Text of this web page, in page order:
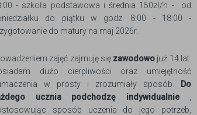
- szkoła podstawowa i średnia 150zł/h - od
do piątku w godz. 8:00 - 18:00 -
do matury na maj 2026r.
zajęć zajmuję się zawodowo już 14 lat.
dużo cierpliwości oraz umiejętność
w prosty i zrozumiały sposób.
Do
ucznia podchodzę indywidualnie,
sposób uczenia do jego potrzeb,